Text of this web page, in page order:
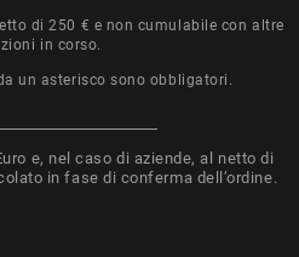
di 250 € e non cumulabile con altre
in corso.
un asterisco sono obbligatori.
e, nel caso di aziende, al netto di
in fase di conferma dell’ordine.